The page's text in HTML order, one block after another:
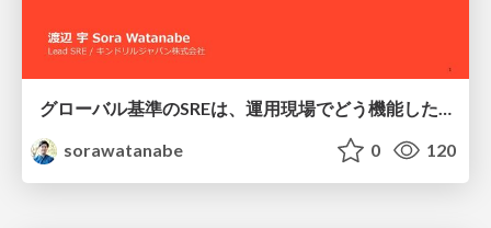
sorawatanabe
0 120